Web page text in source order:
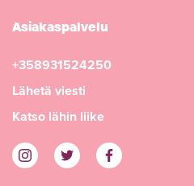
Asiakaspalvelu
+358931524250
Lähetä viesti
Katso lähin liike